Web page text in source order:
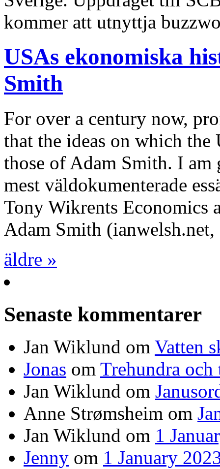
kommer att utnyttja
USAs ekonomiska
Smith
For over a century now,
that the ideas on which
those of Adam Smith. I
mest väldokumenterade
Tony Wikrents Economics
Adam Smith
äldre »
Senaste kommentarer
Jan Wiklund om Vatten
Jonas om Trehundra
Jan Wiklund om
Anne Strømsheim om
Jan Wiklund om 1
Jenny om 1 January